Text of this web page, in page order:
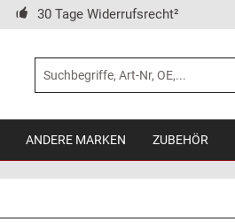
30 Tage Widerrufsrecht²
ANDERE MARKEN ZUBEHÖR